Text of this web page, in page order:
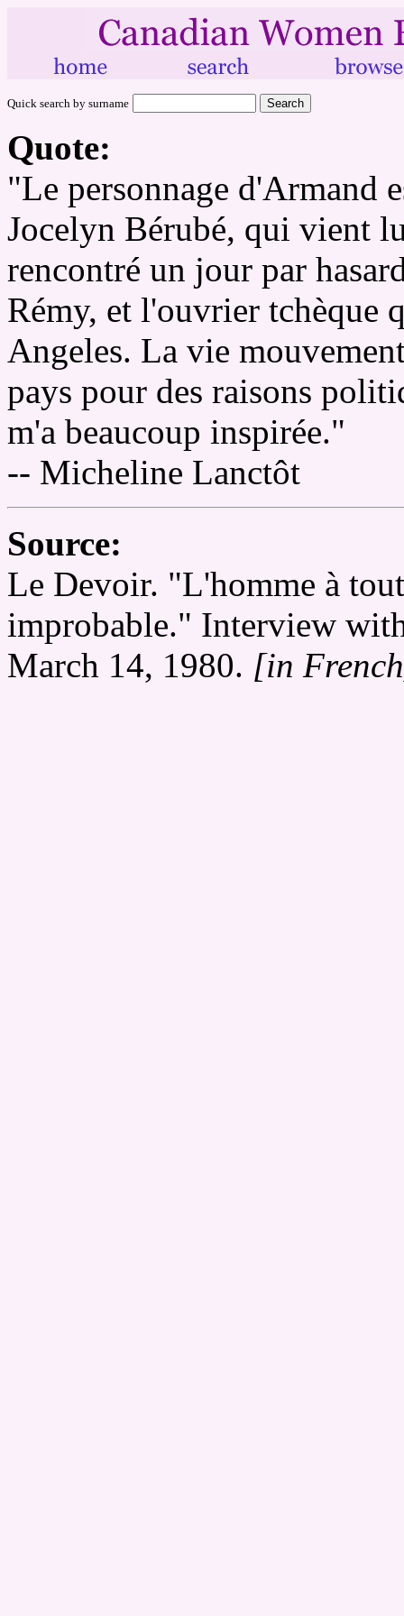
Quick search by surname
Quote:
"Le personnage d'Armand
Jocelyn Bérubé, qui vient
rencontré un jour par
Rémy, et l'ouvrier tchèque
Angeles. La vie
pays pour des raisons
m'a beaucoup inspirée."
-- Micheline Lanctôt
Source:
Le Devoir. "L'homme à
improbable." Interview
March 14, 1980. [in